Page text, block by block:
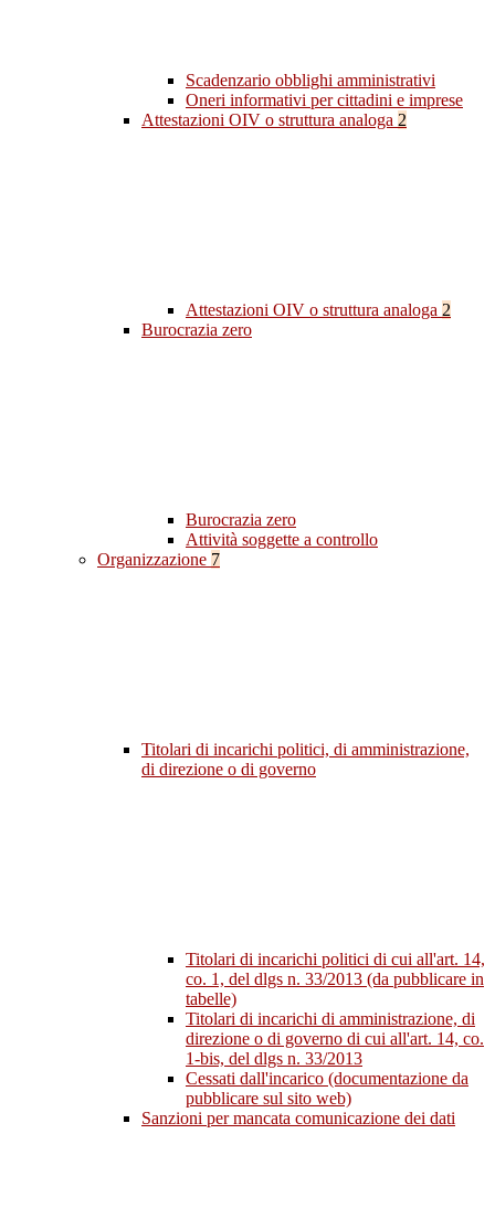
Scadenzario obblighi amministrativi
Oneri informativi per cittadini e imprese
Attestazioni OIV o struttura analoga 2
Attestazioni OIV o struttura analoga 2
Burocrazia zero
Burocrazia zero
Attività soggette a controllo
Organizzazione 7
Titolari di incarichi politici, di amministrazione,
di direzione o di governo
Titolari di incarichi politici di cui all'art. 14,
co. 1, del dlgs n. 33/2013 (da pubblicare in
tabelle)
Titolari di incarichi di amministrazione, di
direzione o di governo di cui all'art. 14, co.
1-bis, del dlgs n. 33/2013
Cessati dall'incarico (documentazione da
pubblicare sul sito web)
Sanzioni per mancata comunicazione dei dati